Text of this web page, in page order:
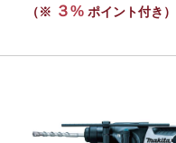
（※ ３% ポイント付き）